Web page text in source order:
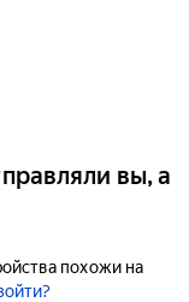
вы, а
похожи на